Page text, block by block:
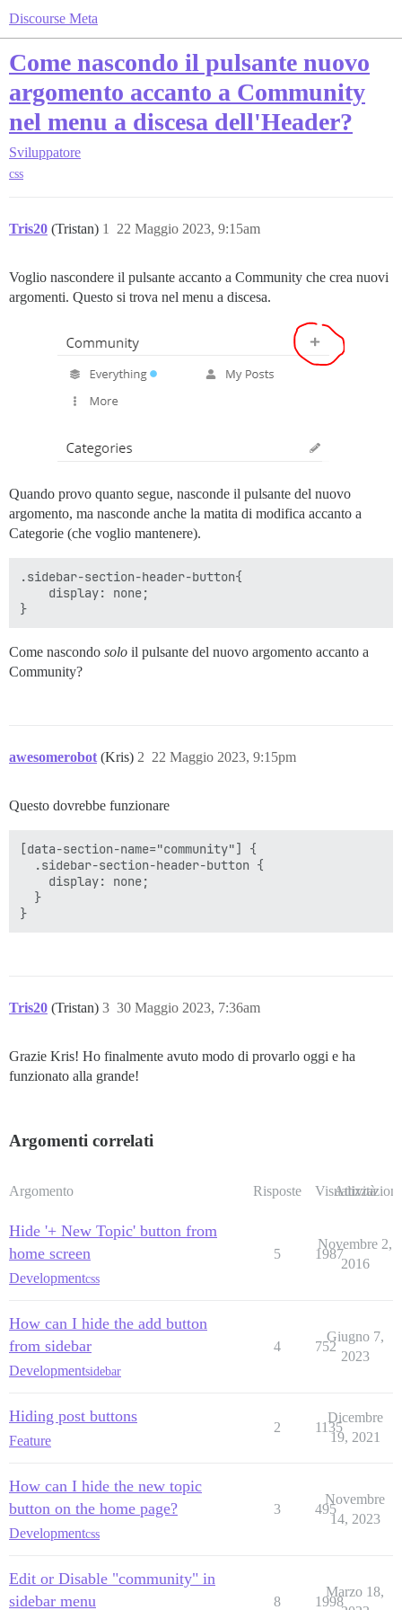
Discourse Meta
Come nascondo il pulsante nuovo
argomento accanto a Community
nel menu a discesa dell'Header?
Sviluppatore
css
Tris20 (Tristan) 22 Maggio 2023, 9:15am
1
Voglio nascondere il pulsante accanto a Community che crea nuovi
argomenti. Questo si trova nel menu a discesa.
Quando provo quanto segue, nasconde il pulsante del nuovo
argomento, ma nasconde anche la matita di modifica accanto a
Categorie (che voglio mantenere).
.sidebar-section-header-button{
    display: none;
Come nascondo solo il pulsante del nuovo argomento accanto a
Community?
awesomerobot (Kris) 22 Maggio 2023, 9:15pm
2
Questo dovrebbe funzionare
[data-section-name="community"] {
  .sidebar-section-header-button {
    display: none;
  }
Tris20 (Tristan) 30 Maggio 2023, 7:36am
3
Grazie Kris! Ho finalmente avuto modo di provarlo oggi e ha
funzionato alla grande!
Argomenti correlati
Argomento Risposte Visualizzazioni
Attività
Hide '+ New Topic' button from
home screen
Developmentcss
5 1987
Novembre 2,
2016
How can I hide the add button
from sidebar
Developmentsidebar
4 752
Giugno 7,
2023
Hiding post buttons
Feature
2 1135
Dicembre
19, 2021
How can I hide the new topic
button on the home page?
Developmentcss
3 495
Novembre
14, 2023
Edit or Disable "community" in
sidebar menu
8 1998
Marzo 18,